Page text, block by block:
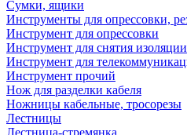
Сумки, ящики
Инструменты для опрессовки,
Инструмент для опрессовки
Инструмент для снятия изоляции
Инструмент для
Инструмент прочий
Нож для разделки кабеля
Ножницы кабельные, тросорезы
Лестницы
Лестница-стремянка